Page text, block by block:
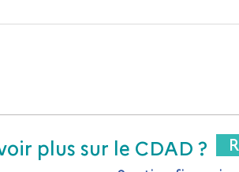
des jeunes, avec la
plus sur le CDAD ?